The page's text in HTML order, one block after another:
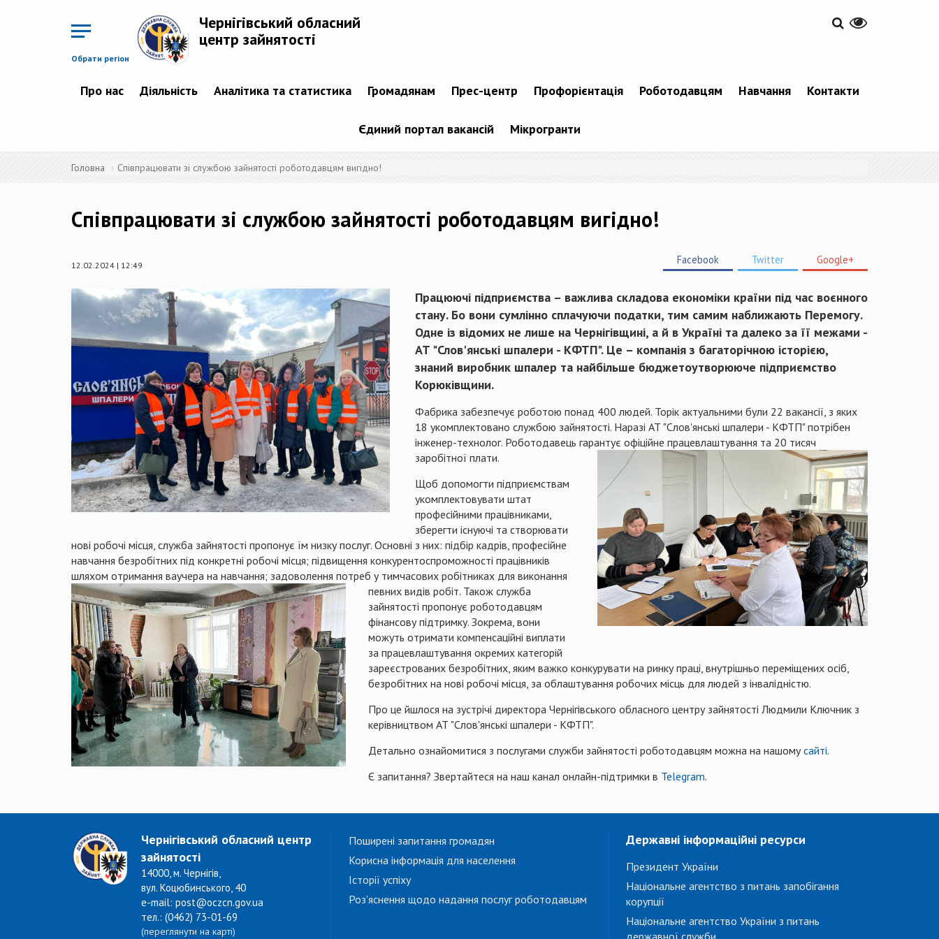
Обрати регіон
Чернігівський обласний
центр зайнятості
Про нас Діяльність Аналітика та статистика Громадянам Прес-центр Профорієнтація Роботодавцям Навчання Контакти
Єдиний портал вакансій Мікрогранти
Головна Співпрацювати зі службою зайнятості роботодавцям вигідно!
Співпрацювати зі службою зайнятості роботодавцям вигідно!
12.02.2024 | 12:49 Facebook Twitter Google+
Працюючі підприємства – важлива складова економіки країни під час воєнного
стану. Бо вони сумлінно сплачуючи податки, тим самим наближають Перемогу.
Одне із відомих не лише на Чернігівщині, а й в Україні та далеко за її межами -
АТ "Слов'янські шпалери - КФТП". Це – компанія з багаторічною історією,
знаний виробник шпалер та найбільше бюджетоутворююче підприємство
Корюківщини.
Фабрика забезпечує роботою понад 400 людей. Торік актуальними були 22 вакансії, з яких
18 укомплектовано службою зайнятості. Наразі АТ "Слов'янські шпалери - КФТП" потрібен
інженер-технолог. Роботодавець гарантує офіційне працевлаштування та 20 тисяч
заробітної плати.
Щоб допомогти підприємствам
укомплектовувати штат
професійними працівниками,
зберегти існуючі та створювати
нові робочі місця, служба зайнятості пропонує їм низку послуг. Основні з них: підбір кадрів, професійне
навчання безробітних під конкретні робочі місця; підвищення конкурентоспроможності працівників
шляхом отримання ваучера на навчання; задоволення потреб у тимчасових робітниках для виконання
певних видів робіт. Також служба
зайнятості пропонує роботодавцям
фінансову підтримку. Зокрема, вони
можуть отримати компенсаційні виплати
за працевлаштування окремих категорій
зареєстрованих безробітних, яким важко конкурувати на ринку праці, внутрішньо переміщених осіб,
безробітних на нові робочі місця, за облаштування робочих місць для людей з інвалідністю.
Про це йшлося на зустрічі директора Чернігівського обласного центру зайнятості Людмили Ключник з
керівництвом АТ "Слов'янські шпалери - КФТП".
Детально ознайомитися з послугами служби зайнятості роботодавцям можна на нашомусайті.
Є запитання? Звертайтеся на наш канал онлайн-підтримки в Telegram.
Чернігівський обласний центр
зайнятості
14000, м. Чернігів,
вул. Коцюбинського, 40
e-mail: post@oczcn.gov.ua
тел.: (0462) 73-01-69
(переглянути на карті)
Поширені запитання громадян
Корисна інформація для населення
Історії успіху
Роз'яснення щодо надання послуг роботодавцям
Державні інформаційні ресурси
Президент України
Національне агентство з питань запобігання
корупції
Національне агентство України з питань